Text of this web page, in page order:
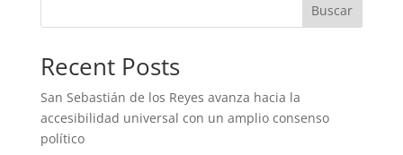
Buscar
Recent Posts
San Sebastián de los Reyes avanza hacia la
accesibilidad universal con un amplio consenso
político